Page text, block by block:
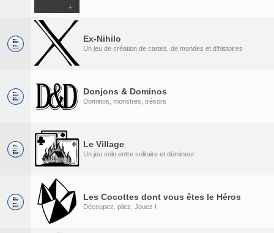
Ex-Nihilo
Un jeu de création de cartes, de mondes et d’histoires
Donjons & Dominos
Dominos, monstres, trésors
Le Village
Un jeu solo entre solitaire et démineur
Les Cocottes dont vous êtes le Héros
Découpez, pliez, Jouez !